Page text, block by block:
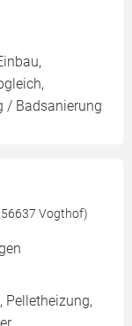
/ Badsanierung
56637 Vogthof)
Pelletheizung,